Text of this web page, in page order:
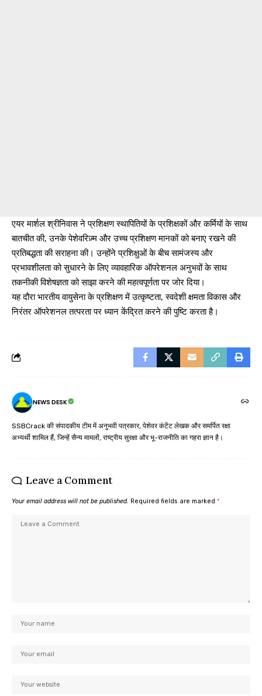
एयर मार्शल श्रीनिवास ने प्रशिक्षण स्थापितियों के प्रशिक्षकों और कर्मियों के साथ
बातचीत की, उनके पेशेवरिज़्म और उच्च प्रशिक्षण मानकों को बनाए रखने की
प्रतिबद्धता की सराहना की। उन्होंने प्रशिक्षुओं के बीच सामंजस्य और
प्रभावशीलता को सुधारने के लिए व्यावहारिक ऑपरेशनल अनुभवों के साथ
तकनीकी विशेषज्ञता को साझा करने की महत्वपूर्णता पर जोर दिया।
यह दौरा भारतीय वायुसेना के प्रशिक्षण में उत्कृष्टता, स्वदेशी क्षमता विकास और
निरंतर ऑपरेशनल तत्परता पर ध्यान केंद्रित करने की पुष्टि करता है।
NEWS DESK
SSBCrack की संपादकीय टीम में अनुभवी पत्रकार, पेशेवर कंटेंट लेखक और समर्पित रक्षा
अभ्यर्थी शामिल हैं, जिन्हें सैन्य मामलों, राष्ट्रीय सुरक्षा और भू-राजनीति का गहरा ज्ञान है।
Leave a Comment
Your email address will not be published. Required fields are marked *